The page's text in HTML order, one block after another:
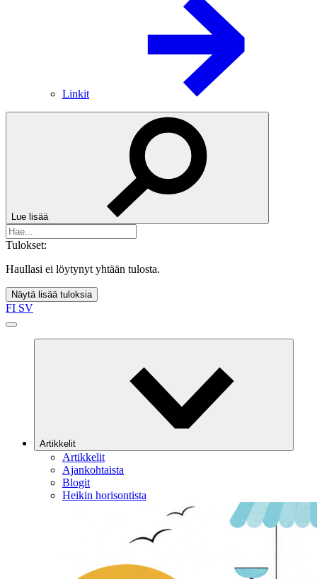
Linkit
Lue lisää
Tulokset:
Haullasi ei löytynyt yhtään tulosta.
Näytä lisää tuloksia
FI SV
Artikkelit
Artikkelit
Ajankohtaista
Blogit
Heikin horisontista